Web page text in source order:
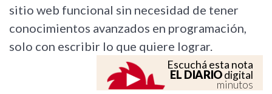
sitio web funcional sin necesidad de tener
conocimientos avanzados en programación,
solo con escribir lo que quiere lograr.
Escuchá esta nota
EL DIARIOdigital
minutos